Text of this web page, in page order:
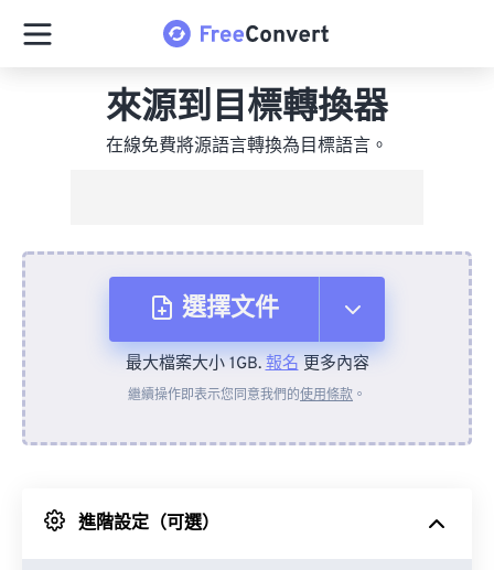
來源到目標轉換器
在線免費將源語言轉換為目標語言。
選擇文件
來自裝置
來自 Google 雲端硬碟
最大檔案大小 1GB.報名更多內容
繼續操作即表示您同意我們的使用條款 。
進階設定（可選）